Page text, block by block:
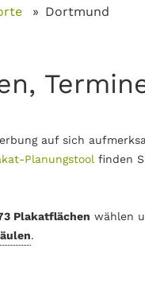
Dortmund
auf sich
Planungstool finden
Plakatflächen wählen
.